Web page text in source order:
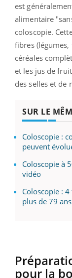
est
alimentaire
coloscopie.
fibres
céréales
et les jus de
des selles et de
SUR LE
Coloscopie :
peuvent
Coloscopie à
vidéo
Coloscopie :
plus de 79 ans
pour la